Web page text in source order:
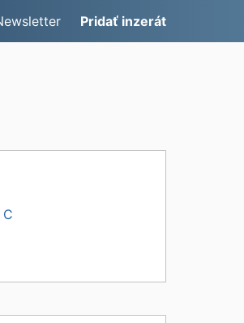
Pridať inzerát